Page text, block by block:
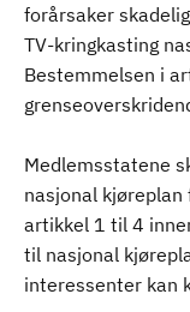
forårsaker
TV-kringkasting
Bestemmelsen i
Medlemsstatene
nasjonal
artikkel 1 til 4
til nasjonal
interessenter kan